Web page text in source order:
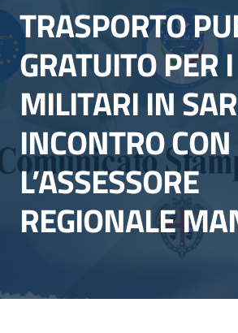
TRASPORTO
GRATUITO PER I
MILITARI IN
INCONTRO CON
L’ASSESSORE
REGIONALE